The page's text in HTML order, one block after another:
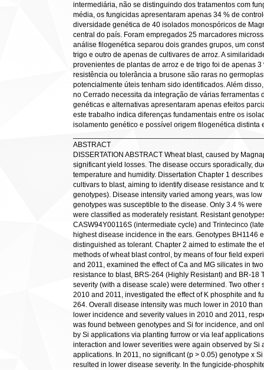
intermediária, não se distinguindo dos tratamentos com
média, os fungicidas apresentaram apenas 34 % de
diversidade genética de 40 isolados monospóricos de
central do país. Foram empregados 25 marcadores
análise filogenética separou dois grandes grupos, um
trigo e outro de apenas de cultivares de arroz. A
provenientes de plantas de arroz e de trigo foi de apenas
resistência ou tolerância a brusone são raras no
potencialmente úteis tenham sido identificados. Além
no Cerrado necessita da integração de várias ferramentas
genéticas e alternativas apresentaram apenas efeitos
este trabalho indica diferenças fundamentais entre os
isolamento genético e possível origem filogenética distinta
ABSTRACT
DISSERTATION ABSTRACT Wheat blast, caused by
significant yield losses. The disease occurs sporadically,
temperature and humidity. Dissertation Chapter 1
cultivars to blast, aiming to identify disease resistance and
genotypes). Disease intensity varied among years, was
genotypes was susceptible to the disease. Only 3.4 %
were classified as moderately resistant. Resistant
CASW94Y00116S (intermediate cycle) and Trintecinco
highest disease incidence in the ears. Genotypes BH1146
distinguished as tolerant. Chapter 2 aimed to estimate the
methods of wheat blast control, by means of four field
and 2011, examined the effect of Ca and MG silicates in
resistance to blast, BRS-264 (Highly Resistant) and BR-
severity (with a disease scale) were determined. Two
2010 and 2011, investigated the effect of K phosphite and
264. Overall disease intensity was much lower in 2010
lower incidence and severity values in 2010 and 2011,
was found between genotypes and Si for incidence, and
by Si applications via planting furrow or via leaf
interaction and lower severities were again observed by
applications. In 2011, no significant (p > 0.05) genotype x
resulted in lower disease severity. In the fungicide-